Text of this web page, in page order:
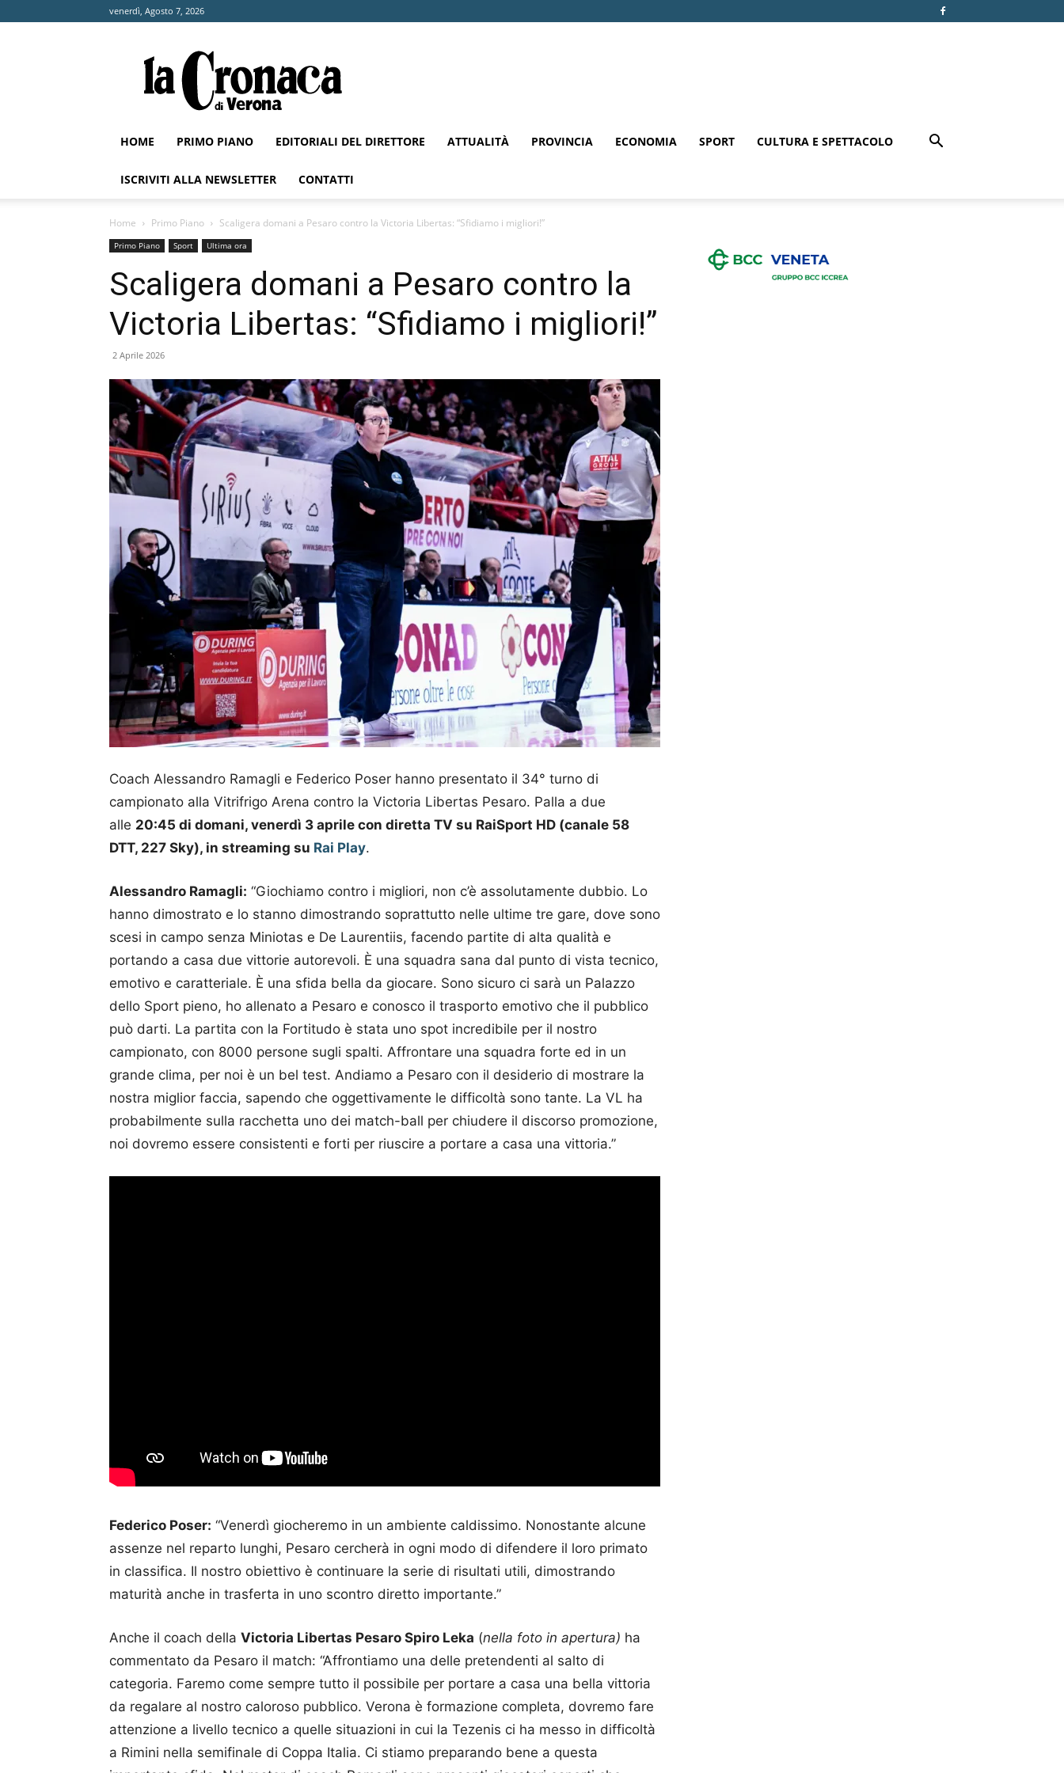
venerdì, Agosto 7, 2026
Cronaca
di
Verona
HOME PRIMO PIANO EDITORIALI DEL DIRETTORE ATTUALITÀ PROVINCIA ECONOMIA SPORT CULTURA E SPETTACOLO
ISCRIVITI ALLA NEWSLETTER CONTATTI
Home Primo Piano Scaligera domani a Pesaro contro la Victoria Libertas: “Sfidiamo i migliori!”
Primo Piano Sport Ultima ora
Scaligera domani a Pesaro contro la
Victoria Libertas: “Sfidiamo i migliori!”
2 Aprile 2026
Coach Alessandro Ramagli e Federico Poser hanno presentato il 34° turno di
campionato alla Vitrifrigo Arena contro la Victoria Libertas Pesaro. Palla a due
alle 20:45 di domani, venerdì 3 aprile con diretta TV su RaiSport HD (canale 58
DTT, 227 Sky), in streaming su Rai Play.
Alessandro Ramagli: “Giochiamo contro i migliori, non c’è assolutamente dubbio. Lo
hanno dimostrato e lo stanno dimostrando soprattutto nelle ultime tre gare, dove sono
scesi in campo senza Miniotas e De Laurentiis, facendo partite di alta qualità e
portando a casa due vittorie autorevoli. È una squadra sana dal punto di vista tecnico,
emotivo e caratteriale. È una sfida bella da giocare. Sono sicuro ci sarà un Palazzo
dello Sport pieno, ho allenato a Pesaro e conosco il trasporto emotivo che il pubblico
può darti. La partita con la Fortitudo è stata uno spot incredibile per il nostro
campionato, con 8000 persone sugli spalti. Affrontare una squadra forte ed in un
grande clima, per noi è un bel test. Andiamo a Pesaro con il desiderio di mostrare la
nostra miglior faccia, sapendo che oggettivamente le difficoltà sono tante. La VL ha
probabilmente sulla racchetta uno dei match-ball per chiudere il discorso promozione,
noi dovremo essere consistenti e forti per riuscire a portare a casa una vittoria.”
Federico Poser: “Venerdì giocheremo in un ambiente caldissimo. Nonostante alcune
assenze nel reparto lunghi, Pesaro cercherà in ogni modo di difendere il loro primato
in classifica. Il nostro obiettivo è continuare la serie di risultati utili, dimostrando
maturità anche in trasferta in uno scontro diretto importante.”
Anche il coach della Victoria Libertas Pesaro Spiro Leka (nella foto in apertura) ha
commentato da Pesaro il match: “Affrontiamo una delle pretendenti al salto di
categoria. Faremo come sempre tutto il possibile per portare a casa una bella vittoria
da regalare al nostro caloroso pubblico. Verona è formazione completa, dovremo fare
attenzione a livello tecnico a quelle situazioni in cui la Tezenis ci ha messo in difficoltà
a Rimini nella semifinale di Coppa Italia. Ci stiamo preparando bene a questa